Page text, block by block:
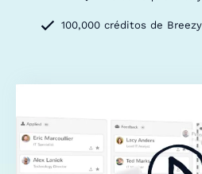
100,000 créditos de